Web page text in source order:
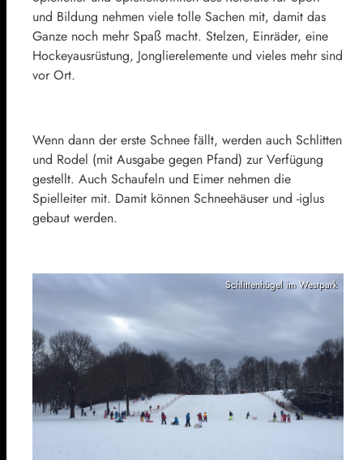
und Bildung nehmen viele tolle Sachen mit, damit das
Ganze noch mehr Spaß macht. Stelzen, Einräder, eine
Hockeyausrüstung, Jonglierelemente und vieles mehr sind
vor Ort.
Wenn dann der erste Schnee fällt, werden auch Schlitten
und Rodel (mit Ausgabe gegen Pfand) zur Verfügung
gestellt. Auch Schaufeln und Eimer nehmen die
Spielleiter mit. Damit können Schneehäuser und -iglus
gebaut werden.
Schlittenhügel im Westpark